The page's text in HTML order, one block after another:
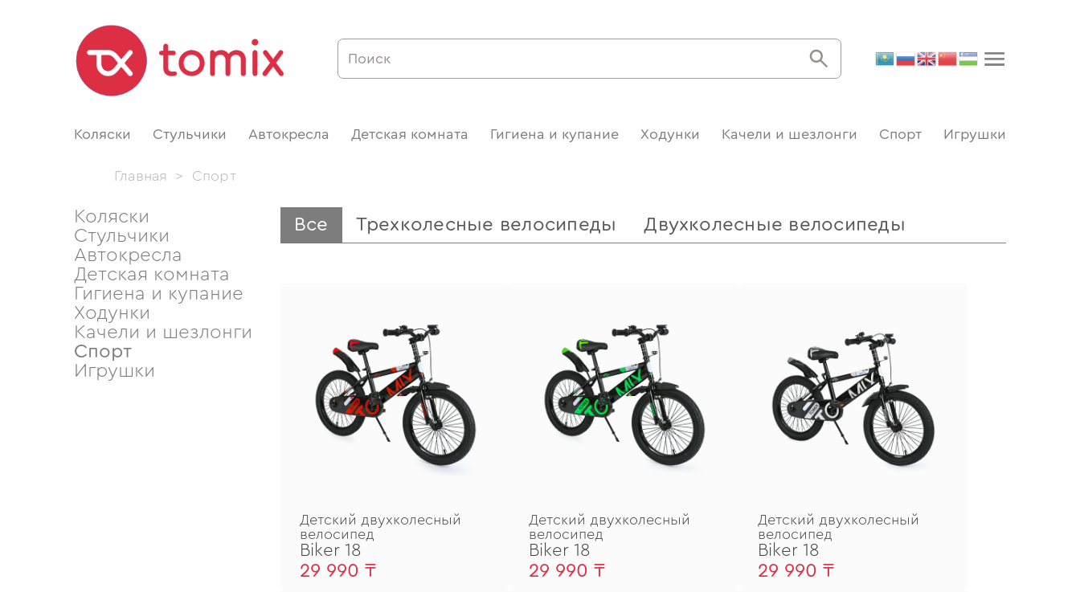
Коляски Стульчики Автокресла Детская комната Гигиена и купание Ходунки Качели и шезлонги Спорт Игрушки
Главная > Спорт
Коляски
Стульчики
Автокресла
Детская комната
Гигиена и купание
Ходунки
Качели и шезлонги
Спорт
Игрушки
Все Трехколесные велосипеды Двухколесные велосипеды
Детский двухколесный
велосипед
Biker 18
29 990 ₸
Детский двухколесный
велосипед
Biker 18
29 990 ₸
Детский двухколесный
велосипед
Biker 18
29 990 ₸